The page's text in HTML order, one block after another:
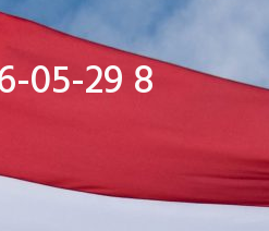
05-29 8